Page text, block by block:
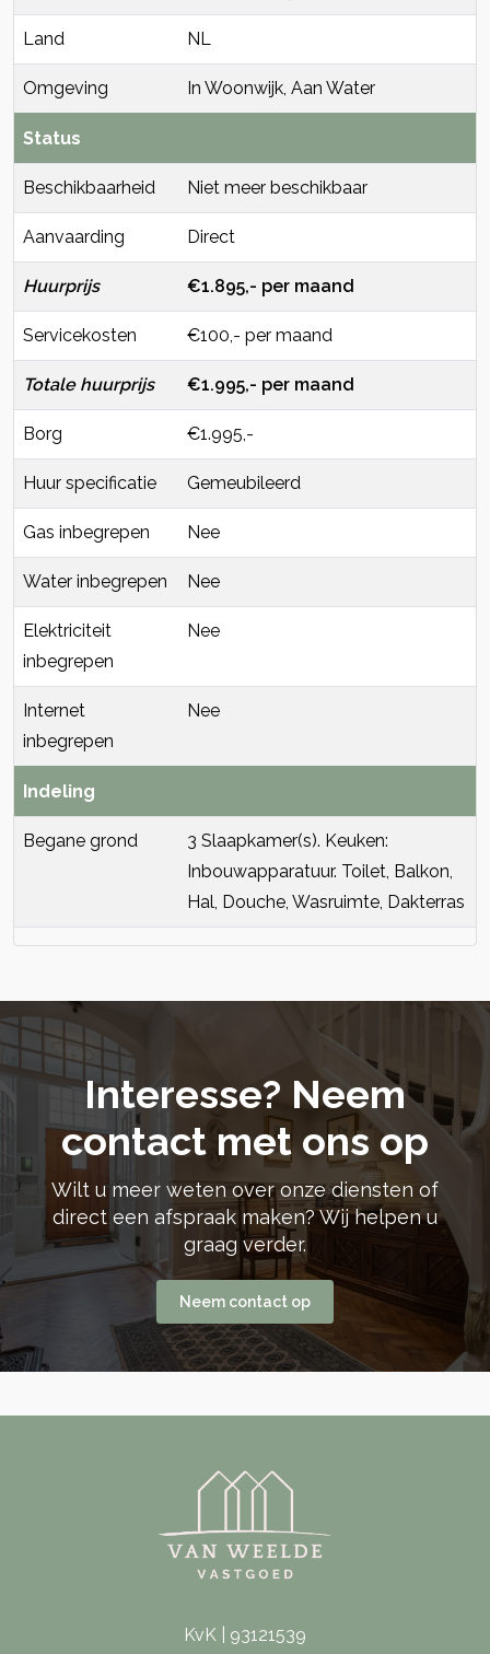
Land NL
Omgeving In Woonwijk, Aan Water
Status
Beschikbaarheid Niet meer beschikbaar
Aanvaarding Direct
Huurprijs €1.895,- per maand
Servicekosten €100,- per maand
Totale huurprijs €1.995,- per maand
Borg €1.995,-
Huur specificatie Gemeubileerd
Gas inbegrepen Nee
Water inbegrepen Nee
Elektriciteit
inbegrepen
Nee
Internet
inbegrepen
Nee
Indeling
Begane grond
3 Slaapkamer(s). Keuken:
Inbouwapparatuur. Toilet, Balkon,
Hal, Douche, Wasruimte, Dakterras
Interesse? Neem
contact met ons op
Wilt u meer weten over onze diensten of
direct een afspraak maken? Wij helpen u
graag verder.
Neem contact op
KvK | 93121539